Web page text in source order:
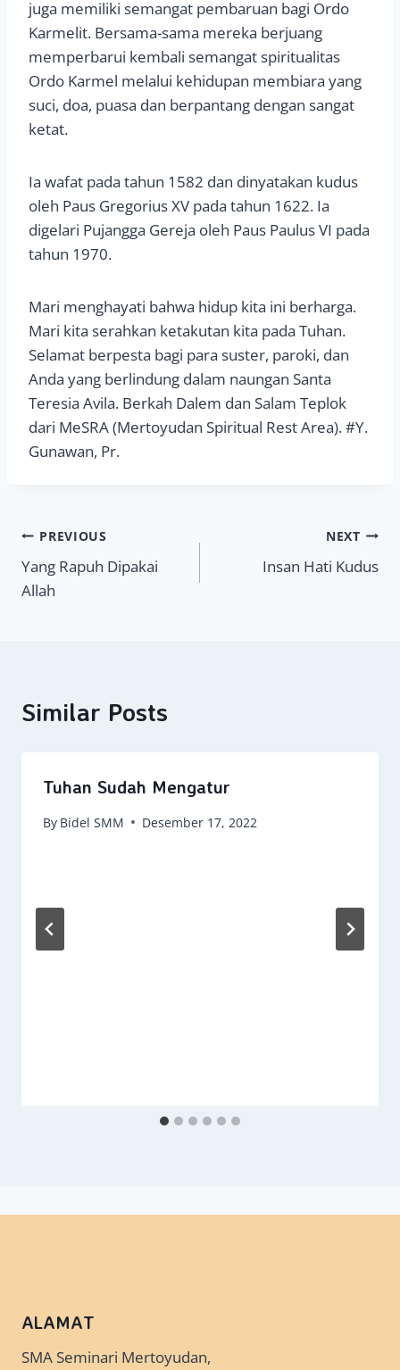
juga memiliki semangat pembaruan bagi Ordo
Karmelit. Bersama-sama mereka berjuang
memperbarui kembali semangat spiritualitas
Ordo Karmel melalui kehidupan membiara yang
suci, doa, puasa dan berpantang dengan sangat
ketat.
Ia wafat pada tahun 1582 dan dinyatakan kudus
oleh Paus Gregorius XV pada tahun 1622. Ia
digelari Pujangga Gereja oleh Paus Paulus VI pada
tahun 1970.
Mari menghayati bahwa hidup kita ini berharga.
Mari kita serahkan ketakutan kita pada Tuhan.
Selamat berpesta bagi para suster, paroki, dan
Anda yang berlindung dalam naungan Santa
Teresia Avila. Berkah Dalem dan Salam Teplok
dari MeSRA (Mertoyudan Spiritual Rest Area). #Y.
Gunawan, Pr.
Navigasi
pos
PREVIOUS
Yang Rapuh Dipakai
Allah
NEXT
Insan Hati Kudus
Similar Posts
Tuhan Sudah Mengatur
By Bidel SMM Desember 17, 2022
ALAMAT
SMA Seminari Mertoyudan,